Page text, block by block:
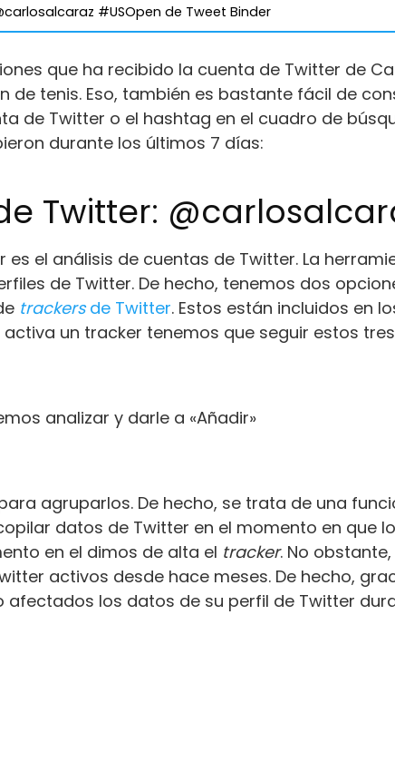
#USOpen de Tweet Binder
que ha recibido la cuenta de Twitter de
de tenis. Eso, también es bastante fácil de
de Twitter o el hashtag en el cuadro de
durante los últimos 7 días:
Twitter:
el análisis de cuentas de Twitter. La
de Twitter. De hecho, tenemos dos
trackersde Twitter. Estos están incluidos en
un tracker tenemos que seguir estos
analizar y darle a «Añadir»
agruparlos. De hecho, se trata de una
datos de Twitter en el momento en que
en el dimos de alta el tracker. No
activos desde hace meses. De hecho,
los datos de su perfil de Twitter